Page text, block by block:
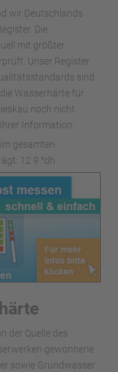
wir Deutschlands
Die
mit größter
Unser Register
sind
Wasserhärte für
noch nicht
Information:
gesamten
12.9 °dh
der Quelle des
gewonnene
sowie Grundwasser